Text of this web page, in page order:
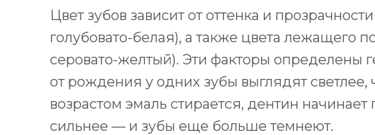
Цвет зубов зависит от оттенка и
голубовато-белая), а также цвета лежащего
серовато-желтый). Эти факторы определены
от рождения у одних зубы выглядят светлее,
возрастом эмаль стирается, дентин начинает
сильнее — и зубы еще больше темнеют.